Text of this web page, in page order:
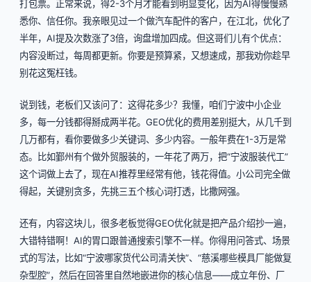
打包票。正常来说，得2-3个月才能看到明显变化，因为AI得慢慢熟
悉你、信任你。我亲眼见过一个做汽车配件的客户，在江北，优化了
半年，AI提及次数涨了3倍，询盘增加四成。但这哥们儿有个优点：
内容没断过，每周都更新。你要是预算紧，又想速成，那我劝你趁早
别花这冤枉钱。
说到钱，老板们又该问了：这得花多少？我懂，咱们宁波中小企业
多，每一分钱都得掰成两半花。GEO优化的费用差别挺大，从几千到
几万都有，看你要做多少关键词、多少内容。一般年费在1-3万是常
态。比如鄞州有个做外贸服装的，一年花了两万，把“宁波服装代工”
这个词做上去了，现在AI推荐里经常有他，钱花得值。小公司完全做
得起，关键别贪多，先挑三五个核心词打透，比撒网强。
还有，内容这块儿，很多老板觉得GEO优化就是把产品介绍抄一遍，
大错特错啊！AI的胃口跟普通搜索引擎不一样。你得用问答式、场景
式的写法，比如“宁波哪家货代公司清关快”、“慈溪哪些模具厂能做复
杂型腔”，然后在回答里自然地嵌进你的核心信息——成立年份、厂